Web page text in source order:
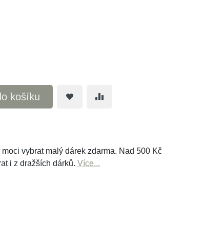
košíku
vybrat malý dárek zdarma. Nad 500 Kč
i z dražších dárků. Více...